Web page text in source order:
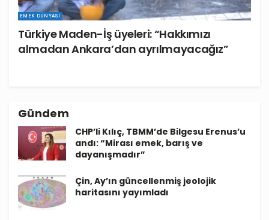
EMEK DÜNYASI
Türkiye Maden-İş üyeleri: “Hakkımızı
almadan Ankara’dan ayrılmayacağız”
Gündem
CHP’li Kılıç, TBMM’de Bilgesu Erenus’u
andı: “Mirası emek, barış ve
dayanışmadır”
Çin, Ay’ın güncellenmiş jeolojik
haritasını yayımladı